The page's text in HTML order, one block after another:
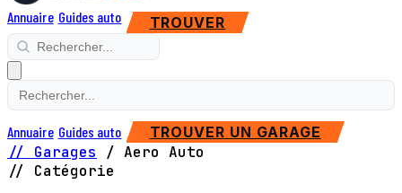
Annuaire Guides auto TROUVER
Annuaire Guides auto TROUVER UN GARAGE
// Garages / Aero Auto
// Catégorie